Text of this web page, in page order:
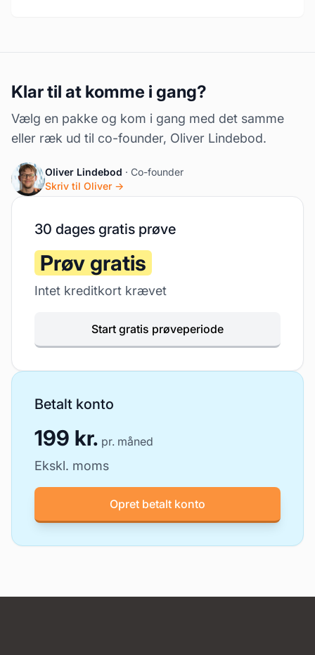
Klar til at komme i gang?
Vælg en pakke og kom i gang med det samme
eller ræk ud til co-founder, Oliver Lindebod.
Oliver Lindebod · Co-founder
Skriv til Oliver →
30 dages gratis prøve
Prøv gratis
Intet kreditkort krævet
Start gratis prøveperiode
Betalt konto
199 kr. pr. måned
Ekskl. moms
Opret betalt konto